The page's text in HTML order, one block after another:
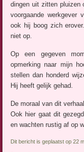
dingen uit zitten pluizen
voorgaande werkgever
ook hij boog zich
niet op.
Op een gegeven
opmerking naar mijn
stellen dan honderd
Hij heeft gelijk gehad.
De moraal van dit
Ook hier gaat dit
en wachten rustig af op
Dit bericht is geplaatst op 22